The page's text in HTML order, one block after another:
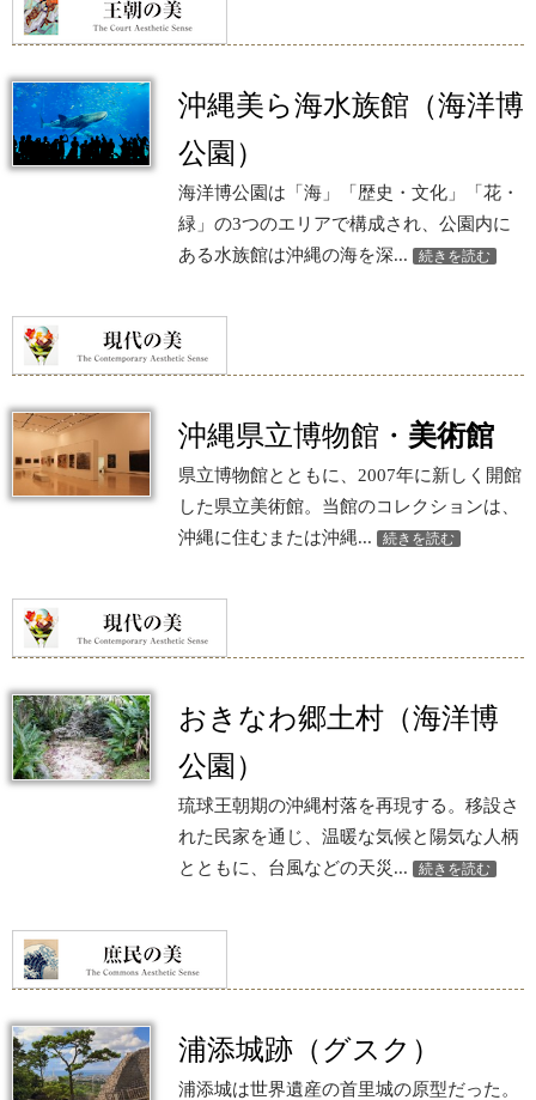
沖縄美ら海水族館（海洋博
公園）
海洋博公園は「海」「歴史・文化」「花・
緑」の3つのエリアで構成され、公園内に
ある水族館は沖縄の海を深...
続きを読む
沖縄県立博物館・ 美術館
県立博物館とともに、2007年に新しく開館
した県立美術館。当館のコレクションは、
沖縄に住むまたは沖縄...
続きを読む
おきなわ郷土村（海洋博
公園）
琉球王朝期の沖縄村落を再現する。移設さ
れた民家を通じ、温暖な気候と陽気な人柄
とともに、台風などの天災...
続きを読む
浦添城跡（グスク）
浦添城は世界遺産の首里城の原型だった。